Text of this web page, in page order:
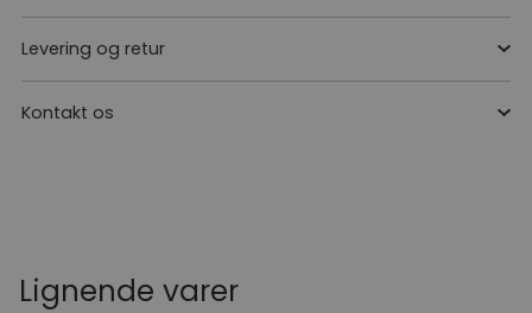
Levering og retur
Kontakt os
Lignende varer